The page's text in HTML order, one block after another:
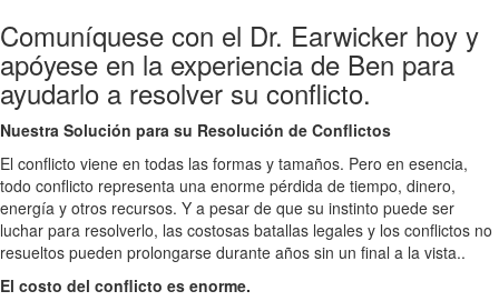
Comuníquese con el Dr. Earwicker hoy y
apóyese en la experiencia de Ben para
ayudarlo a resolver su conflicto.
Nuestra Solución para su Resolución de Conflictos
El conflicto viene en todas las formas y tamaños. Pero en esencia,
todo conflicto representa una enorme pérdida de tiempo, dinero,
energía y otros recursos. Y a pesar de que su instinto puede ser
luchar para resolverlo, las costosas batallas legales y los conflictos no
resueltos pueden prolongarse durante años sin un final a la vista..
El costo del conflicto es enorme.